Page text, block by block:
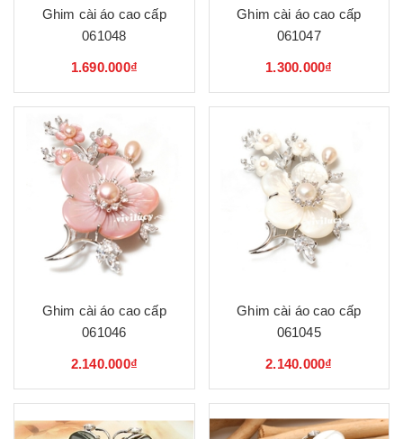
Ghim cài áo cao cấp
061048
1.690.000₫
Ghim cài áo cao cấp
061047
1.300.000₫
Ghim cài áo cao cấp
061046
2.140.000₫
Ghim cài áo cao cấp
061045
2.140.000₫